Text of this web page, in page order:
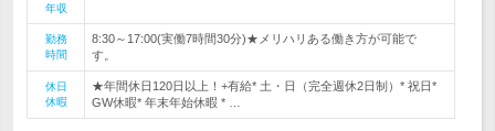
年収
勤務
時間
8:30～17:00(実働7時間30分)★メリハリある働き方が可能で
す。
休日
休暇
★年間休日120日以上！+有給* 土・日（完全週休2日制）* 祝日*
GW休暇* 年末年始休暇 * …